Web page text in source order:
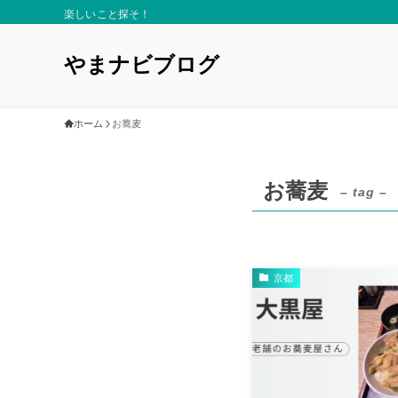
楽しいこと探そ！
やまナビブログ
ホーム お蕎麦
お蕎麦 – tag –
京都